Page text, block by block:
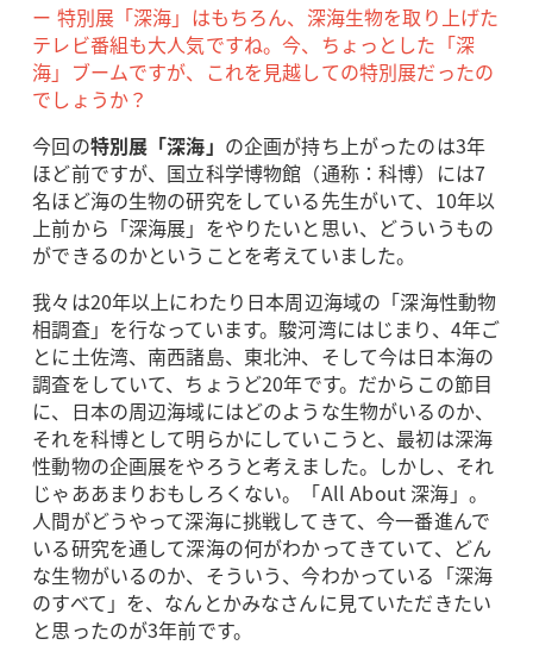
ー 特別展「深海」はもちろん、深海生物を取り上げた
テレビ番組も大人気ですね。今、ちょっとした「深
海」ブームですが、これを見越しての特別展だったの
でしょうか？
今回の特別展「深海」 の企画が持ち上がったのは3年
ほど前ですが、国立科学博物館（通称：科博）には7
名ほど海の生物の研究をしている先生がいて、10年以
上前から「深海展」をやりたいと思い、どういうもの
ができるのかということを考えていました。
我々は20年以上にわたり日本周辺海域の「深海性動物
相調査」を行なっています。駿河湾にはじまり、4年ご
とに土佐湾、南西諸島、東北沖、そして今は日本海の
調査をしていて、ちょうど20年です。だからこの節目
に、日本の周辺海域にはどのような生物がいるのか、
それを科博として明らかにしていこうと、最初は深海
性動物の企画展をやろうと考えました。しかし、それ
じゃああまりおもしろくない。「All About 深海」。
人間がどうやって深海に挑戦してきて、今一番進んで
いる研究を通して深海の何がわかってきていて、どん
な生物がいるのか、そういう、今わかっている「深海
のすべて」を、なんとかみなさんに見ていただきたい
と思ったのが3年前です。